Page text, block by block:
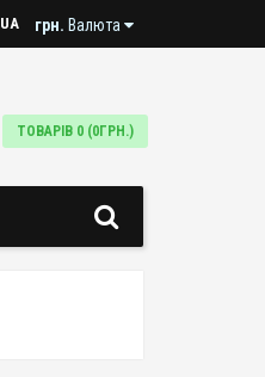
UA грн. Валюта
ТОВАРІВ 0 (0ГРН.)